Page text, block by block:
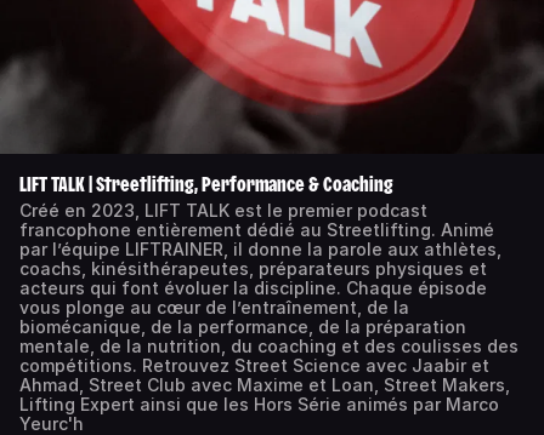
LIFT TALK | Streetlifting, Performance & Coaching
Créé en 2023, LIFT TALK est le premier podcast
francophone entièrement dédié au Streetlifting. Animé
par l’équipe LIFTRAINER, il donne la parole aux athlètes,
coachs, kinésithérapeutes, préparateurs physiques et
acteurs qui font évoluer la discipline. Chaque épisode
vous plonge au cœur de l’entraînement, de la
biomécanique, de la performance, de la préparation
mentale, de la nutrition, du coaching et des coulisses des
compétitions. Retrouvez Street Science avec Jaabir et
Ahmad, Street Club avec Maxime et Loan, Street Makers,
Lifting Expert ainsi que les Hors Série animés par Marco
Yeurc'h